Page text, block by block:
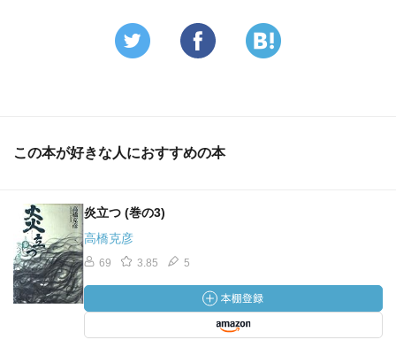
起する。それは再びタタラ場に火が灯って、燃え盛る火炎
となって朝廷の下まで燃やし尽くさん勢いを持つというこ
しかし、、、弱い。真面目すぎるからかなー。弱みに付
け込まれて、炎は鎮火してしまう。昔からそうなのかも
な、そう思ってしまう。敵を騙す強さを持っているから、
朝廷は権力者になれているのだろう。
この本が好きな人におすすめの本
炎立つ (巻の3)
高橋克彦
69 3.85 5